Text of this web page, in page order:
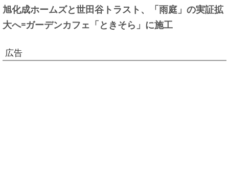
旭化成ホームズと世田谷トラスト、「雨庭」の実証拡
大へ=ガーデンカフェ「ときそら」に施工
広告